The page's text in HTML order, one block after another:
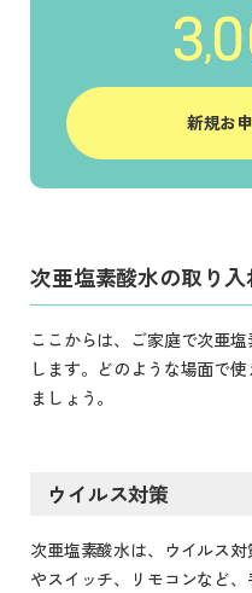
新規お
次亜塩素酸水の取り入
ここからは、ご家庭で次亜
します。どのような場面で
ましょう。
ウイルス対策
次亜塩素酸水は、ウイルス
やスイッチ、リモコンなど